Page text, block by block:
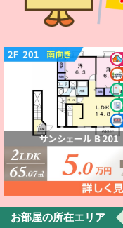
お部屋の所在エリア